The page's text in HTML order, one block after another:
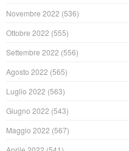
Novembre 2022 (536)
Ottobre 2022 (555)
Settembre 2022 (556)
Agosto 2022 (565)
Luglio 2022 (563)
Giugno 2022 (543)
Maggio 2022 (567)